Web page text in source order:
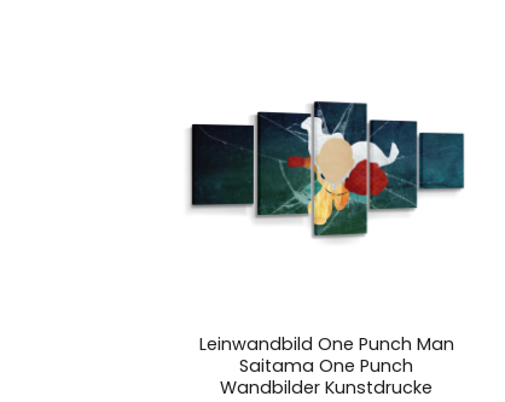
Leinwandbild One Punch Man
Saitama One Punch
Wandbilder Kunstdrucke